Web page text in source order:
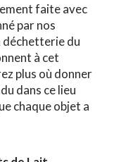
faite avec
par nos
déchetterie du
à cet
plus où donner
dans ce lieu
chaque objet a